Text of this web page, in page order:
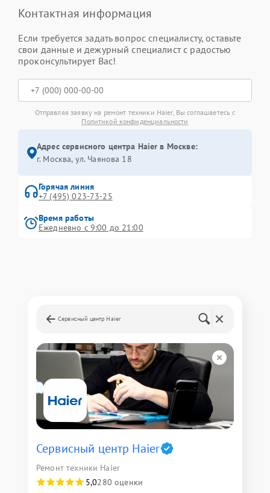
Контактная информация
Если требуется задать вопрос специалисту, оставьте
свои данные и дежурный специалист с радостью
проконсультирует Вас!
Отправляя заявку на ремонт техники Haier, Вы соглашаетесь с
Политикой конфиденциальности
Адрес сервисного центра Haier в Москве:
г. Москва, ул. Чаянова 18
Горячая линия
+7 (495) 023-73-25
Время работы
Ежедневно с 9:00 до 21:00
Сервисный центр Haier
Сервисный центр Haier
Ремонт техники Haier
5,0280 оценки